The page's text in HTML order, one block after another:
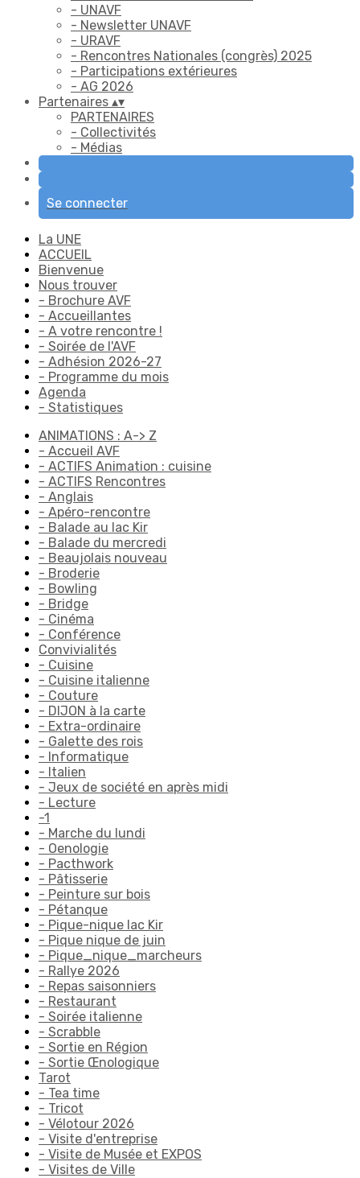
- UNAVF
- Newsletter UNAVF
- URAVF
- Rencontres Nationales (congrès) 2025
- Participations extérieures
- AG 2026
Partenaires ▴▾
PARTENAIRES
- Collectivités
- Médias
Se connecter
La UNE
ACCUEIL
Bienvenue
Nous trouver
- Brochure AVF
- Accueillantes
- A votre rencontre !
- Soirée de l'AVF
- Adhésion 2026-27
- Programme du mois
Agenda
- Statistiques
ANIMATIONS : A-> Z
- Accueil AVF
- ACTIFS Animation : cuisine
- ACTIFS Rencontres
- Anglais
- Apéro-rencontre
- Balade au lac Kir
- Balade du mercredi
- Beaujolais nouveau
- Broderie
- Bowling
- Bridge
- Cinéma
- Conférence
Convivialités
- Cuisine
- Cuisine italienne
- Couture
- DIJON à la carte
- Extra-ordinaire
- Galette des rois
- Informatique
- Italien
- Jeux de société en après midi
- Lecture
-1
- Marche du lundi
- Oenologie
- Pacthwork
- Pâtisserie
- Peinture sur bois
- Pétanque
- Pique-nique lac Kir
- Pique nique de juin
- Pique_nique_marcheurs
- Rallye 2026
- Repas saisonniers
- Restaurant
- Soirée italienne
- Scrabble
- Sortie en Région
- Sortie Œnologique
Tarot
- Tea time
- Tricot
- Vélotour 2026
- Visite d'entreprise
- Visite de Musée et EXPOS
- Visites de Ville